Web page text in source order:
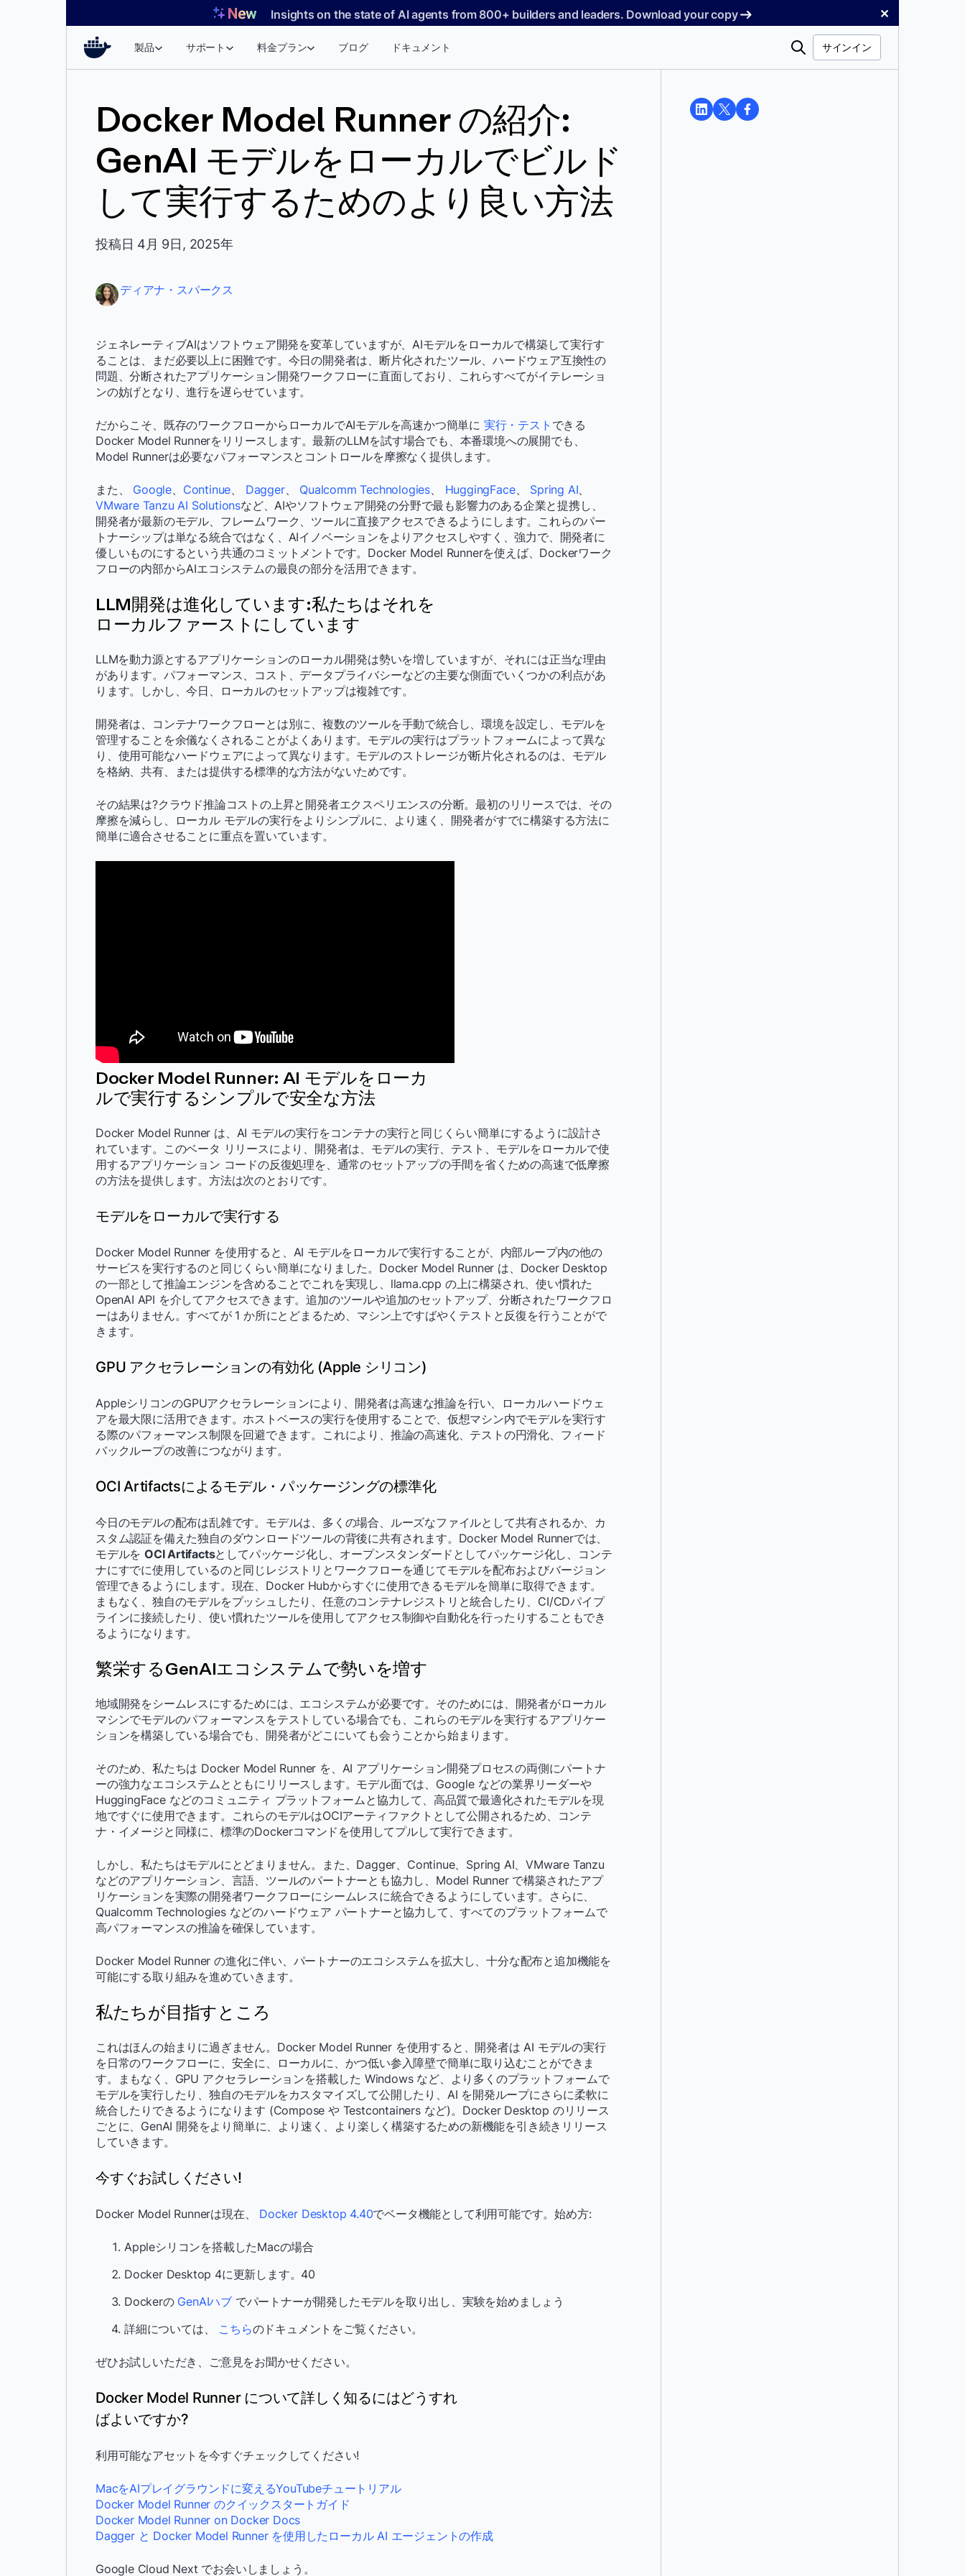
Insights on the state of AI agents from 800+ builders and leaders. Download your copy ✕
製品 サポート 料金プラン ブログ ドキュメント
検
サインイン
Docker Model Runner の紹介:
GenAI モデルをローカルでビルド
して実行するためのより良い方法
投稿日 4月 9日, 2025年
ディアナ・スパークス
ジェネレーティブAIはソフトウェア開発を変革していますが、AIモデルをローカルで構築して実行す
ることは、まだ必要以上に困難です。今日の開発者は、断片化されたツール、ハードウェア互換性の
問題、分断されたアプリケーション開発ワークフローに直面しており、これらすべてがイテレーショ
ンの妨げとなり、進行を遅らせています。
だからこそ、既存のワークフローからローカルでAIモデルを高速かつ簡単に 実行・テスト できる
Docker Model Runnerをリリースします。最新のLLMを試す場合でも、本番環境への展開でも、
Model Runnerは必要なパフォーマンスとコントロールを摩擦なく提供します。
また、 Google、 Continue、 Dagger、 Qualcomm Technologies、 HuggingFace、 Spring AI、
VMware Tanzu AI Solutionsなど、AIやソフトウェア開発の分野で最も影響力のある企業と提携し、
開発者が最新のモデル、フレームワーク、ツールに直接アクセスできるようにします。これらのパー
トナーシップは単なる統合ではなく、AIイノベーションをよりアクセスしやすく、強力で、開発者に
優しいものにするという共通のコミットメントです。Docker Model Runnerを使えば、Dockerワーク
フローの内部からAIエコシステムの最良の部分を活用できます。
LLM開発は進化しています:私たちはそれを
ローカルファーストにしています
LLMを動力源とするアプリケーションのローカル開発は勢いを増していますが、それには正当な理由
があります。パフォーマンス、コスト、データプライバシーなどの主要な側面でいくつかの利点があ
ります。しかし、今日、ローカルのセットアップは複雑です。
開発者は、コンテナワークフローとは別に、複数のツールを手動で統合し、環境を設定し、モデルを
管理することを余儀なくされることがよくあります。モデルの実行はプラットフォームによって異な
り、使用可能なハードウェアによって異なります。モデルのストレージが断片化されるのは、モデル
を格納、共有、または提供する標準的な方法がないためです。
その結果は?クラウド推論コストの上昇と開発者エクスペリエンスの分断。最初のリリースでは、その
摩擦を減らし、ローカル モデルの実行をよりシンプルに、より速く、開発者がすでに構築する方法に
簡単に適合させることに重点を置いています。
Docker Model Runner: AI モデルをローカ
ルで実行するシンプルで安全な方法
Docker Model Runner は、AI モデルの実行をコンテナの実行と同じくらい簡単にするように設計さ
れています。このベータ リリースにより、開発者は、モデルの実行、テスト、モデルをローカルで使
用するアプリケーション コードの反復処理を、通常のセットアップの手間を省くための高速で低摩擦
の方法を提供します。方法は次のとおりです。
モデルをローカルで実行する
Docker Model Runner を使用すると、AI モデルをローカルで実行することが、内部ループ内の他の
サービスを実行するのと同じくらい簡単になりました。Docker Model Runner は、Docker Desktop
の一部として推論エンジンを含めることでこれを実現し、llama.cpp の上に構築され、使い慣れた
OpenAI API を介してアクセスできます。追加のツールや追加のセットアップ、分断されたワークフロ
ーはありません。すべてが 1 か所にとどまるため、マシン上ですばやくテストと反復を行うことがで
きます。
GPU アクセラレーションの有効化 (Apple シリコン)
AppleシリコンのGPUアクセラレーションにより、開発者は高速な推論を行い、ローカルハードウェ
アを最大限に活用できます。ホストベースの実行を使用することで、仮想マシン内でモデルを実行す
る際のパフォーマンス制限を回避できます。これにより、推論の高速化、テストの円滑化、フィード
バックループの改善につながります。
OCI Artifactsによるモデル・パッケージングの標準化
今日のモデルの配布は乱雑です。モデルは、多くの場合、ルーズなファイルとして共有されるか、カ
スタム認証を備えた独自のダウンロードツールの背後に共有されます。Docker Model Runnerでは、
モデルを OCI Artifactsとしてパッケージ化し、オープンスタンダードとしてパッケージ化し、コンテ
ナにすでに使用しているのと同じレジストリとワークフローを通じてモデルを配布およびバージョン
管理できるようにします。現在、Docker Hubからすぐに使用できるモデルを簡単に取得できます。
まもなく、独自のモデルをプッシュしたり、任意のコンテナレジストリと統合したり、CI/CDパイプ
ラインに接続したり、使い慣れたツールを使用してアクセス制御や自動化を行ったりすることもでき
るようになります。
繁栄するGenAIエコシステムで勢いを増す
地域開発をシームレスにするためには、エコシステムが必要です。そのためには、開発者がローカル
マシンでモデルのパフォーマンスをテストしている場合でも、これらのモデルを実行するアプリケー
ションを構築している場合でも、開発者がどこにいても会うことから始まります。
そのため、私たちは Docker Model Runner を、AI アプリケーション開発プロセスの両側にパートナ
ーの強力なエコシステムとともにリリースします。モデル面では、Google などの業界リーダーや
HuggingFace などのコミュニティ プラットフォームと協力して、高品質で最適化されたモデルを現
地ですぐに使用できます。これらのモデルはOCIアーティファクトとして公開されるため、コンテ
ナ・イメージと同様に、標準のDockerコマンドを使用してプルして実行できます。
しかし、私たちはモデルにとどまりません。また、Dagger、Continue、Spring AI、VMware Tanzu
などのアプリケーション、言語、ツールのパートナーとも協力し、Model Runner で構築されたアプ
リケーションを実際の開発者ワークフローにシームレスに統合できるようにしています。さらに、
Qualcomm Technologies などのハードウェア パートナーと協力して、すべてのプラットフォームで
高パフォーマンスの推論を確保しています。
Docker Model Runner の進化に伴い、パートナーのエコシステムを拡大し、十分な配布と追加機能を
可能にする取り組みを進めていきます。
私たちが目指すところ
これはほんの始まりに過ぎません。Docker Model Runner を使用すると、開発者は AI モデルの実行
を日常のワークフローに、安全に、ローカルに、かつ低い参入障壁で簡単に取り込むことができま
す。まもなく、GPU アクセラレーションを搭載した Windows など、より多くのプラットフォームで
モデルを実行したり、独自のモデルをカスタマイズして公開したり、AI を開発ループにさらに柔軟に
統合したりできるようになります (Compose や Testcontainers など)。Docker Desktop のリリース
ごとに、GenAI 開発をより簡単に、より速く、より楽しく構築するための新機能を引き続きリリース
していきます。
今すぐお試しください!
Docker Model Runnerは現在、 Docker Desktop 4.40でベータ機能として利用可能です。始め方:
Appleシリコンを搭載したMacの場合
Docker Desktop 4に更新します。40
Dockerの GenAIハブ でパートナーが開発したモデルを取り出し、実験を始めましょう
詳細については、 こちらのドキュメントをご覧ください。
ぜひお試しいただき、ご意見をお聞かせください。
Docker Model Runner について詳しく知るにはどうすれ
ばよいですか?
利用可能なアセットを今すぐチェックしてください!
MacをAIプレイグラウンドに変えるYouTubeチュートリアル
Docker Model Runner のクイックスタートガイド
Docker Model Runner on Docker Docs
Dagger と Docker Model Runner を使用したローカル AI エージェントの作成
Google Cloud Next でお会いしましょう。